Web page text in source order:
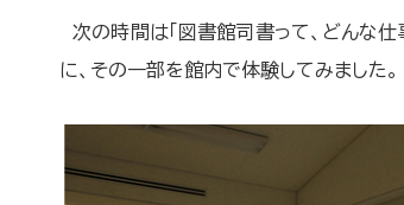
次の時間は「図書館司書って、どんな
に、その一部を館内で体験してみました。